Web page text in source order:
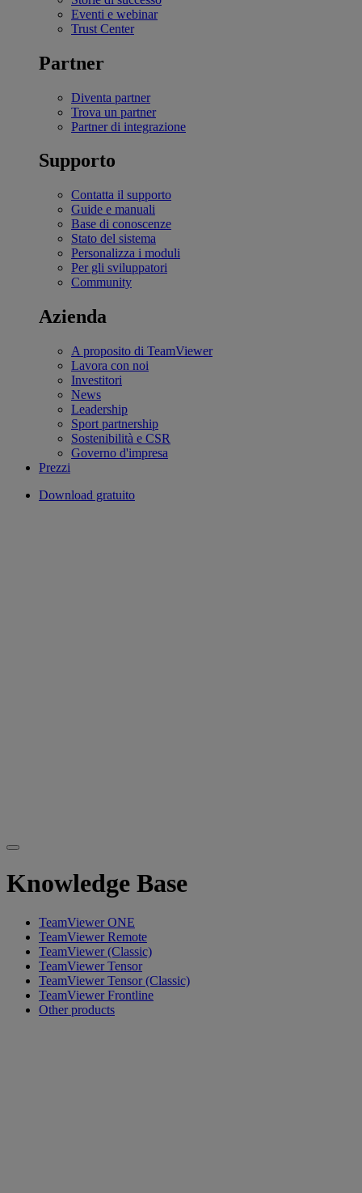
Eventi e webinar
Trust Center
Partner
Diventa partner
Trova un partner
Partner di integrazione
Supporto
Contatta il supporto
Guide e manuali
Base di conoscenze
Stato del sistema
Personalizza i moduli
Per gli sviluppatori
Community
Azienda
A proposito di TeamViewer
Lavora con noi
Investitori
News
Leadership
Sport partnership
Sostenibilità e CSR
Governo d'impresa
Prezzi
Download gratuito
Knowledge Base
TeamViewer ONE
TeamViewer Remote
TeamViewer (Classic)
TeamViewer Tensor
TeamViewer Tensor (Classic)
TeamViewer Frontline
Other products